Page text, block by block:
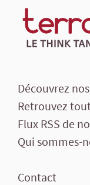
Découvrez
Retrouvez
Flux RSS de
Qui sommes-
Contact